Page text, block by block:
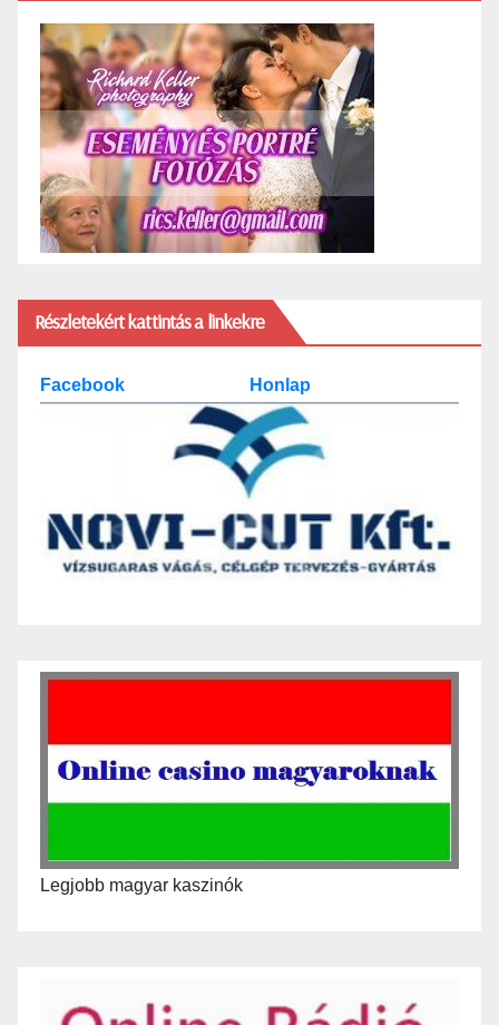
Részletekért kattintás a linkekre
Facebook Honlap
Legjobb magyar kaszinók